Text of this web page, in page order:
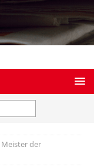
Meister der